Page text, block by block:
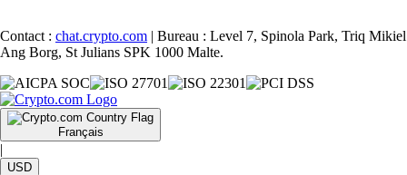
Contact : chat.crypto.com | Bureau : Level 7, Spinola Park, Triq Mikiel
Ang Borg, St Julians SPK 1000 Malte.
Français
|
USD